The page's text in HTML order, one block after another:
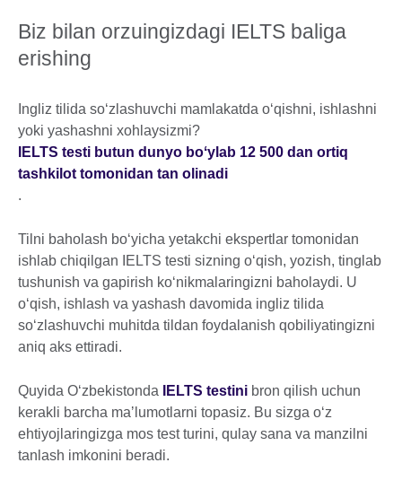
Biz bilan orzuingizdagi IELTS baliga
erishing
Ingliz tilida soʻzlashuvchi mamlakatda oʻqishni, ishlashni
yoki yashashni xohlaysizmi?
IELTS testi butun dunyo boʻylab 12 500 dan ortiq
tashkilot tomonidan tan olinadi
.
Tilni baholash boʻyicha yetakchi ekspertlar tomonidan
ishlab chiqilgan IELTS testi sizning oʻqish, yozish, tinglab
tushunish va gapirish koʻnikmalaringizni baholaydi. U
oʻqish, ishlash va yashash davomida ingliz tilida
soʻzlashuvchi muhitda tildan foydalanish qobiliyatingizni
aniq aks ettiradi.
Quyida Oʻzbekistonda IELTS testini bron qilish uchun
kerakli barcha maʼlumotlarni topasiz. Bu sizga oʻz
ehtiyojlaringizga mos test turini, qulay sana va manzilni
tanlash imkonini beradi.